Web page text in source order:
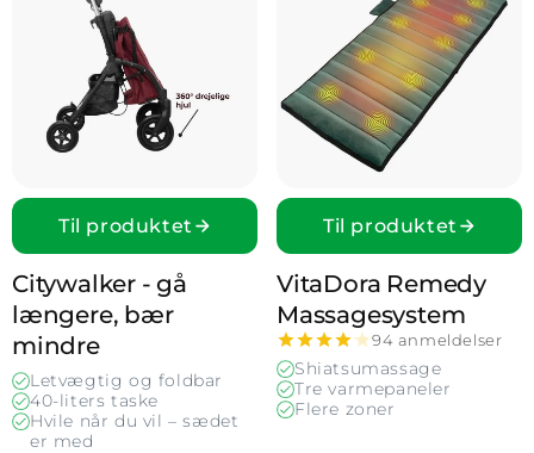
Til produktet
Citywalker - gå
længere, bær
mindre
Letvægtig og foldbar
40-liters taske
Hvile når du vil – sædet
er med
Til produktet
VitaDora Remedy
Massage­system
94 anmeldelser
Shiatsumassage
Tre varmepaneler
Flere zoner